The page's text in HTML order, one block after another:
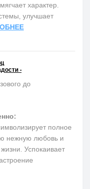
характер.
улучшает
-
до
полное
нежную любовь и
Успокаивает